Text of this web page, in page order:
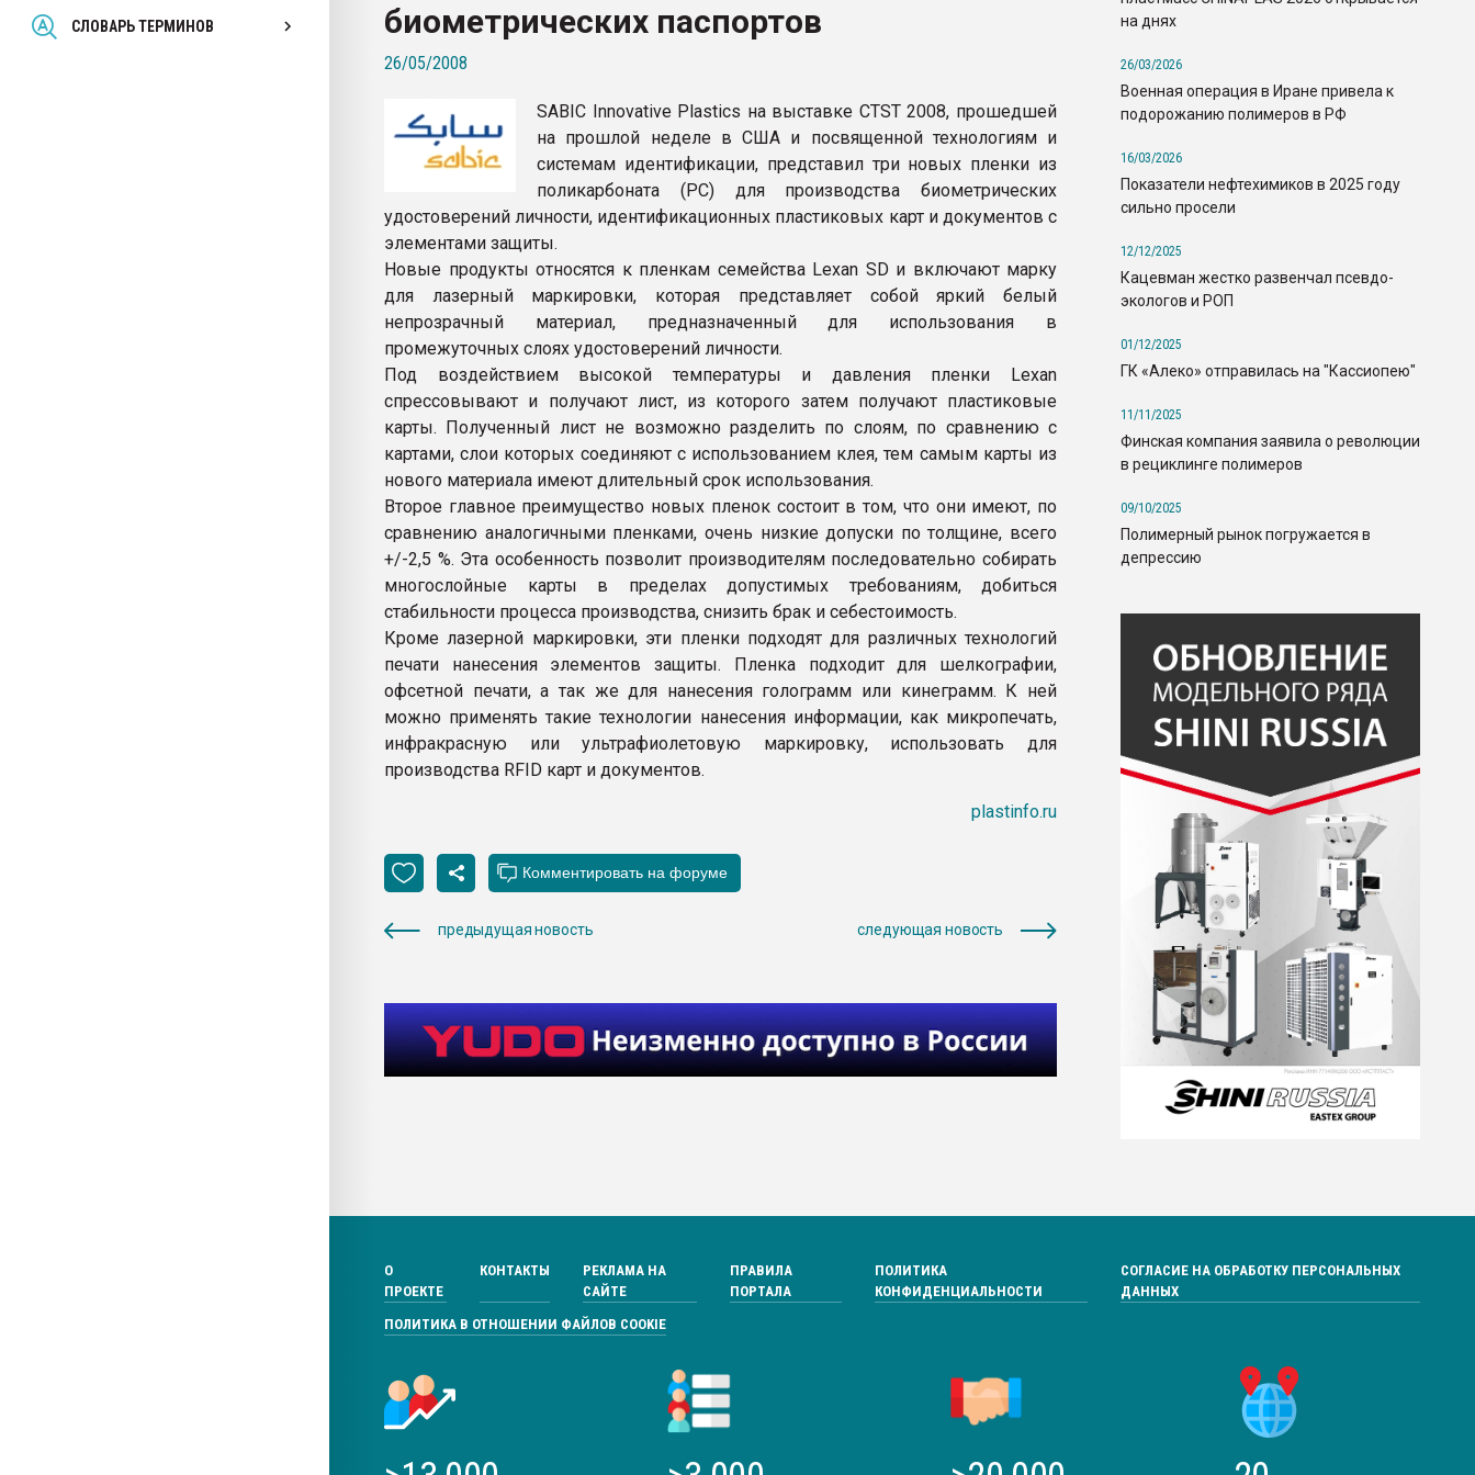
СЛОВАРЬ ТЕРМИНОВ
Всё, что касается выдува ПЭТ
бутылок
ПЕРЕЙТИ НА ФОРУМ
биометрических паспортов
26/05/2008
SABIC Innovative Plastics на выставке CTST 2008, прошедшей
на прошлой неделе в США и посвященной технологиям и
системам идентификации, представил три новых пленки из
поликарбоната (PC) для производства биометрических
удостоверений личности, идентификационных пластиковых карт и документов с
элементами защиты.
Новые продукты относятся к пленкам семейства Lexan SD и включают марку
для лазерный маркировки, которая представляет собой яркий белый
непрозрачный материал, предназначенный для использования в
промежуточных слоях удостоверений личности.
Под воздействием высокой температуры и давления пленки Lexan
спрессовывают и получают лист, из которого затем получают пластиковые
карты. Полученный лист не возможно разделить по слоям, по сравнению с
картами, слои которых соединяют с использованием клея, тем самым карты из
нового материала имеют длительный срок использования.
Второе главное преимущество новых пленок состоит в том, что они имеют, по
сравнению аналогичными пленками, очень низкие допуски по толщине, всего
+/-2,5 %. Эта особенность позволит производителям последовательно собирать
многослойные карты в пределах допустимых требованиям, добиться
стабильности процесса производства, снизить брак и себестоимость.
Кроме лазерной маркировки, эти пленки подходят для различных технологий
печати нанесения элементов защиты. Пленка подходит для шелкографии,
офсетной печати, а так же для нанесения голограмм или кинеграмм. К ней
можно применять такие технологии нанесения информации, как микропечать,
инфракрасную или ультрафиолетовую маркировку, использовать для
производства RFID карт и документов.
plastinfo.ru
предыдущая новость следующая новость
на днях
26/03/2026
Военная операция в Иране привела к
подорожанию полимеров в РФ
16/03/2026
Показатели нефтехимиков в 2025 году
сильно просели
12/12/2025
Кацевман жестко развенчал псевдо-
экологов и РОП
01/12/2025
ГК «Алеко» отправилась на "Кассиопею"
11/11/2025
Финская компания заявила о революции
в рециклинге полимеров
09/10/2025
Полимерный рынок погружается в
депрессию
О
ПРОЕКТЕ
КОНТАКТЫ
РЕКЛАМА НА
САЙТЕ
ПРАВИЛА
ПОРТАЛА
ПОЛИТИКА
КОНФИДЕНЦИАЛЬНОСТИ
СОГЛАСИЕ НА ОБРАБОТКУ ПЕРСОНАЛЬНЫХ
ДАННЫХ
ПОЛИТИКА В ОТНОШЕНИИ ФАЙЛОВ COOKIE